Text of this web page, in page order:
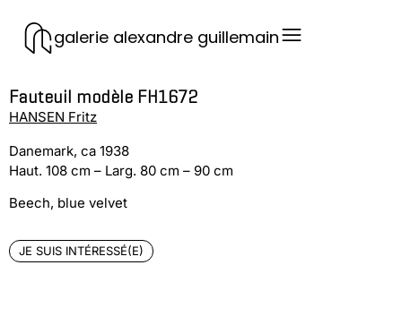
galerie alexandre guillemain
Fauteuil modèle FH1672
HANSEN Fritz
Danemark, ca 1938
Haut. 108 cm – Larg. 80 cm – 90 cm
Beech, blue velvet
JE SUIS INTÉRESSÉ(E)